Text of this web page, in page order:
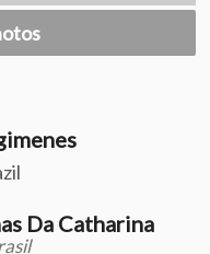
Da Catharina